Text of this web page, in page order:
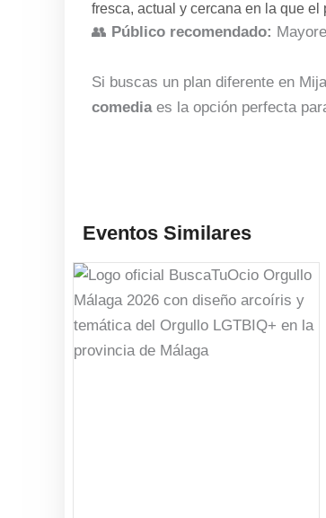
fresca, actual y cercana en la que
👥 Público recomendado:
Si buscas un plan diferente en
comediaes la opción perfecta
Eventos Similares